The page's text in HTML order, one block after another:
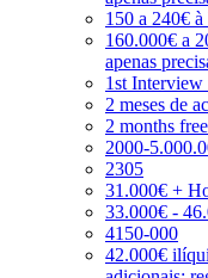
150 a 240€ à
160.000€ a
apenas
1st
2 meses de
2 months
2000-
2305
31.000€ +
33.000€ -
4150-000
42.000€